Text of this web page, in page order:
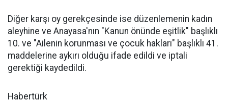
Diğer karşı oy gerekçesinde ise düzenlemenin kadın
aleyhine ve Anayasa'nın "Kanun önünde eşitlik" başlıklı
10. ve "Ailenin korunması ve çocuk hakları" başlıklı 41.
maddelerine aykırı olduğu ifade edildi ve iptali
gerektiği kaydedildi.
Habertürk